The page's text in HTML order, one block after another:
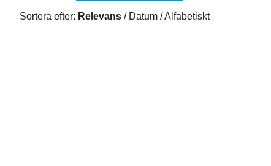
Sortera efter: Relevans / Datum /Alfabetiskt